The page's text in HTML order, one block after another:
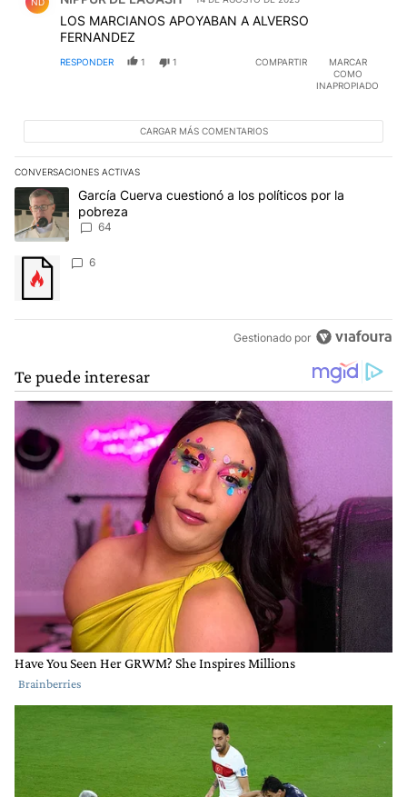
LOS MARCIANOS APOYABAN A ALVERSO
FERNANDEZ
RESPONDER 1 1 COMPARTIR
MARCAR
COMO
INAPROPIADO
CARGAR MÁS COMENTARIOS
CONVERSACIONES ACTIVAS
Este listado muestra los artículos con más comentarios en los
Un artículo de tendencia con el título "García Cuerva cuestionó
García Cuerva cuestionó a los políticos por la
pobreza
64
Un artículo de tendencia con el título "" con 6 comentarios.
6
Gestionado por